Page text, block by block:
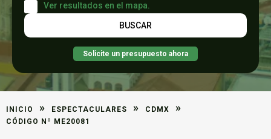
Ver resultados en el mapa.
Solicite un presupuesto ahora
INICIO » ESPECTACULARES » CDMX »
CÓDIGO Nº ME20081